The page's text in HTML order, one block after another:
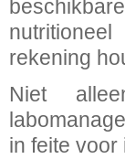
rekening
Niet
in feite